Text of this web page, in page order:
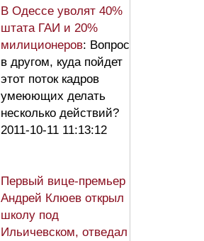
В Одессе уволят 40%
штата ГАИ и 20%
милиционеров: Вопрос
в другом, куда пойдет
этот поток кадров
умеюющих делать
несколько действий?
2011-10-11 11:13:12
Первый вице-премьер
Андрей Клюев открыл
школу под
Ильичевском, отведал